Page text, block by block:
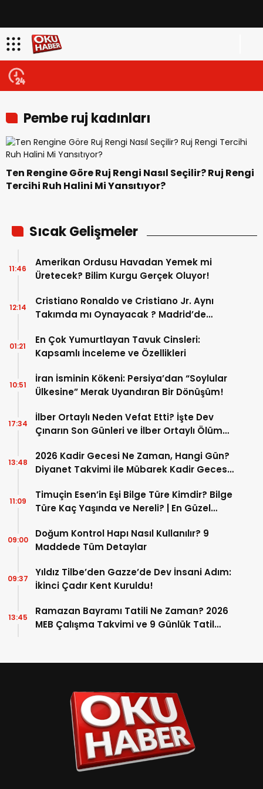
Pembe ruj kadınları
Ten Rengine Göre Ruj Rengi Nasıl Seçilir? Ruj Rengi
Tercihi Ruh Halini Mi Yansıtıyor?
Sıcak Gelişmeler
Amerikan Ordusu Havadan Yemek mi
Üretecek? Bilim Kurgu Gerçek Oluyor!
11:46
Cristiano Ronaldo ve Cristiano Jr. Aynı
Takımda mı Oynayacak ? Madrid’de
12:14
En Çok Yumurtlayan Tavuk Cinsleri:
Kapsamlı İnceleme ve Özellikleri
01:21
İran İsminin Kökeni: Persiya’dan “Soylular
Ülkesine” Merak Uyandıran Bir Dönüşüm!
10:51
İlber Ortaylı Neden Vefat Etti? İşte Dev
Çınarın Son Günleri ve İlber Ortaylı Ölüm
17:34
2026 Kadir Gecesi Ne Zaman, Hangi Gün?
Diyanet Takvimi ile Mübarek Kadir Gecesi
13:48
Timuçin Esen’in Eşi Bilge Türe Kimdir? Bilge
Türe Kaç Yaşında ve Nereli? | En Güzel
11:09
Doğum Kontrol Hapı Nasıl Kullanılır? 9
Maddede Tüm Detaylar
09:00
Yıldız Tilbe’den Gazze’de Dev İnsani Adım:
İkinci Çadır Kent Kuruldu!
09:37
Ramazan Bayramı Tatili Ne Zaman? 2026
MEB Çalışma Takvimi ve 9 Günlük Tatil
13:45